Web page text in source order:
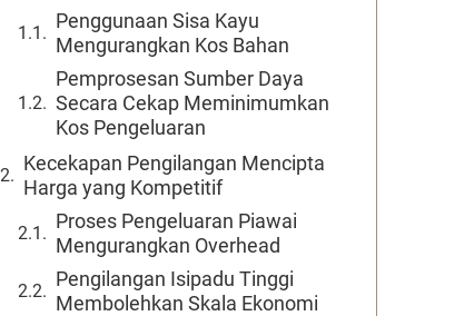
Penggunaan Sisa Kayu
Mengurangkan Kos Bahan
Pemprosesan Sumber Daya
Secara Cekap Meminimumkan
Kos Pengeluaran
Kecekapan Pengilangan Mencipta
Harga yang Kompetitif
Proses Pengeluaran Piawai
Mengurangkan Overhead
Pengilangan Isipadu Tinggi
Membolehkan Skala Ekonomi